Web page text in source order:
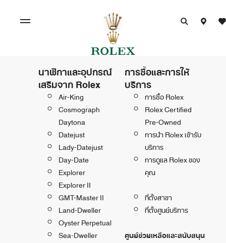
นาฬิกาและอุปกรณ์
เสริมจาก Rolex
Air-King
Cosmograph
Daytona
Datejust
Lady-Datejust
Day-Date
Explorer
Explorer II
GMT-Master II
Land-Dweller
Oyster Perpetual
Sea-Dweller
การซื้อและการให้
บริการ
การซื้อ Rolex
Rolex Certified
Pre-Owned
การนำ Rolex เข้ารับ
บริการ
การดูแล Rolex ของ
คุณ
ที่ตั้งสาขา
ที่ตั้งศูนย์บริการ
ศูนย์ช่วยเหลือและสนับสนุน